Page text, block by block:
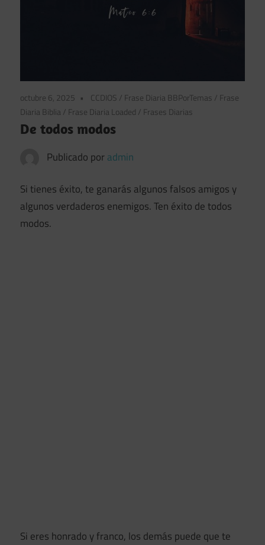
octubre 6, 2025 CCDIOS / Frase Diaria BBPorTemas / Frase
Diaria Biblia / Frase Diaria Loaded / Frases Diarias
De todos modos
Publicado por admin
Si tienes éxito, te ganarás algunos falsos amigos y
algunos verdaderos enemigos. Ten éxito de todos
modos.
Si eres honrado y franco, los demás puede que te